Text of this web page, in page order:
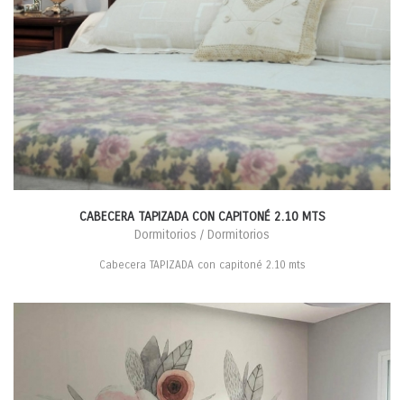
CABECERA TAPIZADA CON CAPITONÉ 2.10 MTS
Dormitorios / Dormitorios
Cabecera TAPIZADA con capitoné 2.10 mts